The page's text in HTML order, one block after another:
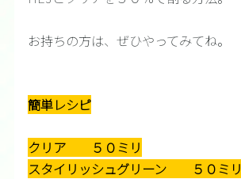
お持ちの方は、ぜひやってみてね。
簡単レシピ
クリア ５０ミリ
スタイリッシュグリーン ５０ミリ